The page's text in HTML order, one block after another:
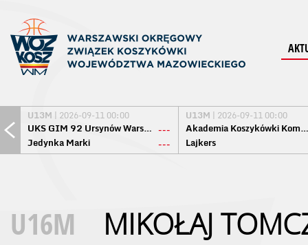
U13M | 2026-09-11 00:00
UKS GIM 92 Ursynów Warszawa ---
Jedynka Marki
---
U13M | 2026-09-11 00:00
Akademia Koszykówki Komorów
Lajkers
U16M MIKOŁAJ